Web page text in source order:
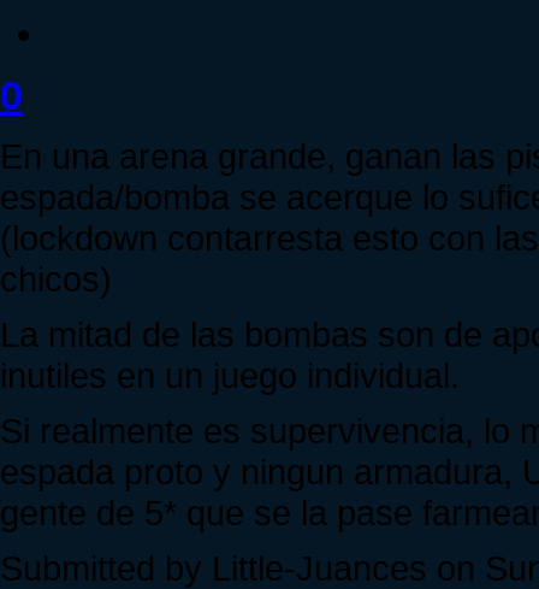
0
En una arena grande, ganan las
espada/bomba se acerque lo
(lockdown contarresta esto con
chicos)
La mitad de las bombas son de
inutiles en un juego individual.
Si realmente es supervivencia, lo
espada proto y ningun armadura,
gente de 5* que se la pase
Submitted by Little-Juances on